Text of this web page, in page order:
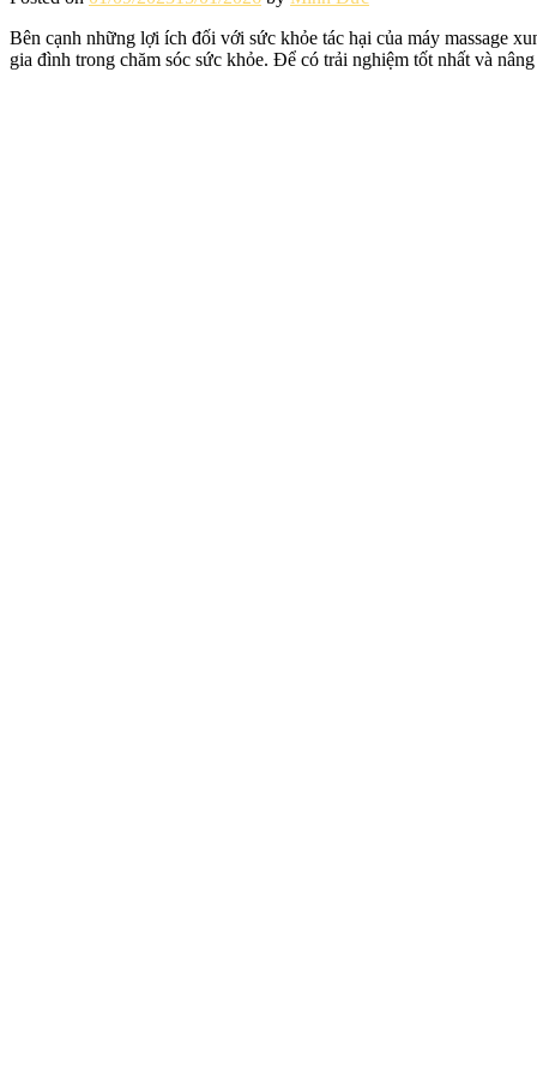
Bên cạnh những lợi ích đối với sức khỏe tác hại của máy massage
gia đình trong chăm sóc sức khỏe. Để có trải nghiệm tốt nhất và